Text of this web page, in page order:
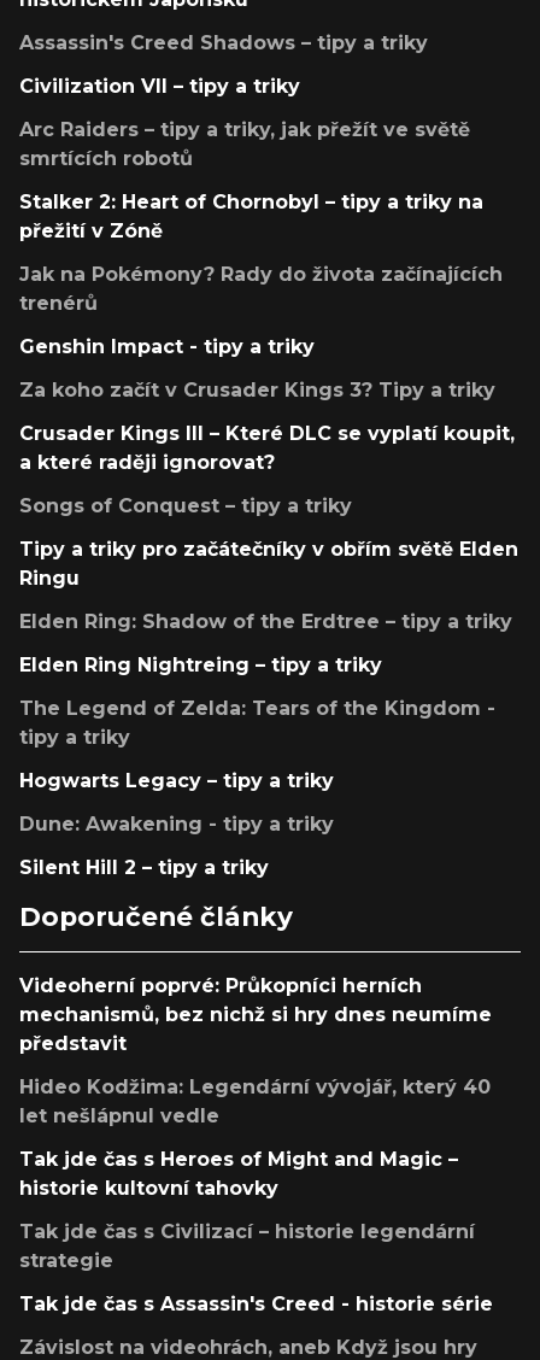
Assassin's Creed Shadows – tipy a triky
Civilization VII – tipy a triky
Arc Raiders – tipy a triky, jak přežít ve světě
smrtících robotů
Stalker 2: Heart of Chornobyl – tipy a triky na
přežití v Zóně
Jak na Pokémony? Rady do života začínajících
trenérů
Genshin Impact - tipy a triky
Za koho začít v Crusader Kings 3? Tipy a triky
Crusader Kings III – Které DLC se vyplatí koupit,
a které raději ignorovat?
Songs of Conquest – tipy a triky
Tipy a triky pro začátečníky v obřím světě Elden
Ringu
Elden Ring: Shadow of the Erdtree – tipy a triky
Elden Ring Nightreing – tipy a triky
The Legend of Zelda: Tears of the Kingdom -
tipy a triky
Hogwarts Legacy – tipy a triky
Dune: Awakening - tipy a triky
Silent Hill 2 – tipy a triky
Doporučené články
Videoherní poprvé: Průkopníci herních
mechanismů, bez nichž si hry dnes neumíme
představit
Hideo Kodžima: Legendární vývojář, který 40
let nešlápnul vedle
Tak jde čas s Heroes of Might and Magic –
historie kultovní tahovky
Tak jde čas s Civilizací – historie legendární
strategie
Tak jde čas s Assassin's Creed - historie série
Závislost na videohrách, aneb Když jsou hry